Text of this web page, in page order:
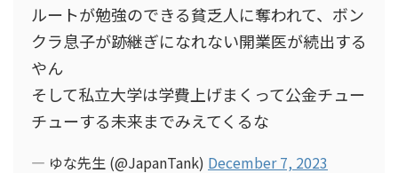
ルートが勉強のできる貧乏人に奪われて、ボン
クラ息子が跡継ぎになれない開業医が続出する
やん
そして私立大学は学費上げまくって公金チュー
チューする未来までみえてくるな
— ゆな先生 (@JapanTank) December 7, 2023